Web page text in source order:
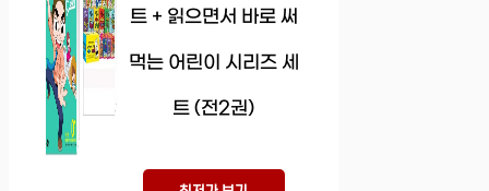
트 + 읽으면서 바로 써
먹는 어린이 시리즈 세
트 (전2권)